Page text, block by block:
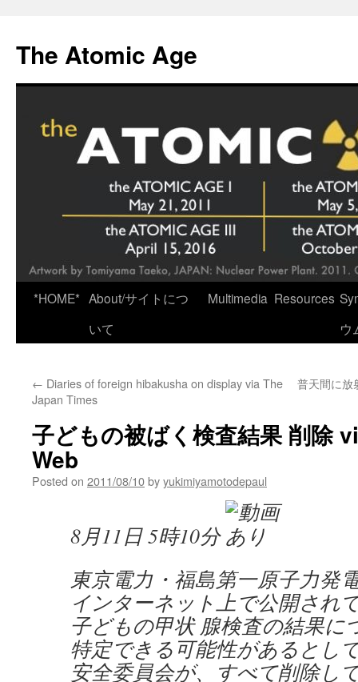
content
The Atomic Age
*HOME* About/サイトにつ
いて
Multimedia Resources
ウ
← Diaries of foreign hibakusha on display via The
Japan Times
普天間に
子どもの被ばく検査結果 削除
Web
Posted on 2011/08/10byyukimiyamotodepaul
8月11日 5時10分
東京電力・福島第一原子力発
インターネット上で公開され
子どもの甲状 腺検査の結果に
特定できる可能性があるとし
安全委員会が、すべて削除し